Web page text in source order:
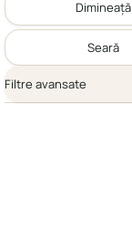
Dimineață
Seară
Filtre avansate